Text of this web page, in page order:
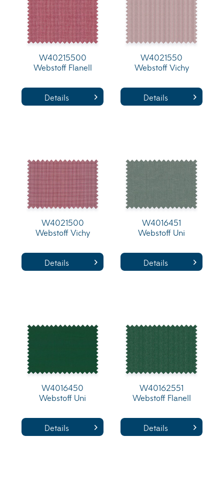
W40215500
Webstoff Flanell
Details
W4021550
Webstoff Vichy
Details
W4021500
Webstoff Vichy
Details
W4016451
Webstoff Uni
Details
W4016450
Webstoff Uni
Details
W40162551
Webstoff Flanell
Details